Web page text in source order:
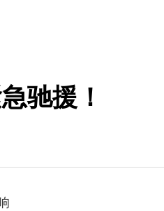
驰援！